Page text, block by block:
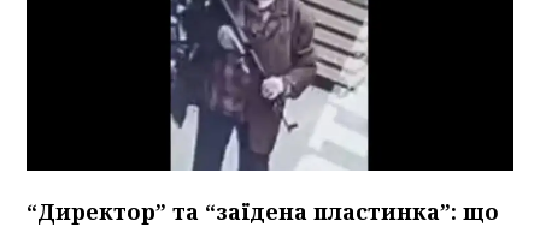
“Директор” та “заїдена пластинка”: що